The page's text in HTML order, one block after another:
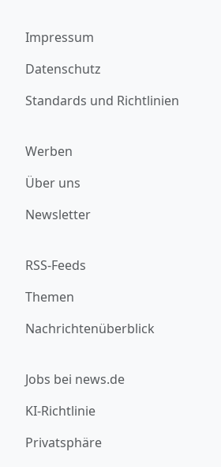
Impressum
Datenschutz
Standards und Richtlinien
Werben
Über uns
Newsletter
RSS-Feeds
Themen
Nachrichtenüberblick
Jobs bei news.de
KI-Richtlinie
Privatsphäre